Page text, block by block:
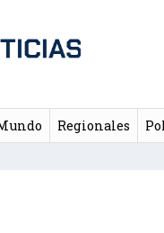
Regionales